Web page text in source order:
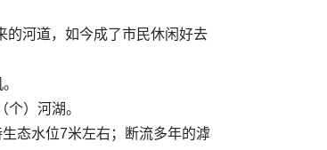
的河道，如今成了市民休闲好去
）河湖。
态水位7米左右；断流多年的滹